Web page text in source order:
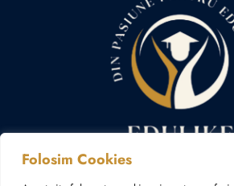
Folosim Cookies